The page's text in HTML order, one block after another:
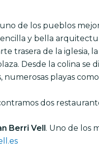
de los pueblos
y bella
trasera de la iglesia,
Desde la colina se
numerosas playas como
dos
Berri Vell . Uno de los